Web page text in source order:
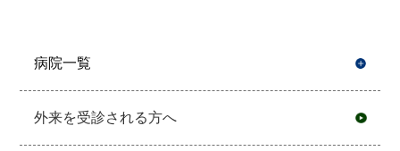
病院一覧
外来を受診される方へ